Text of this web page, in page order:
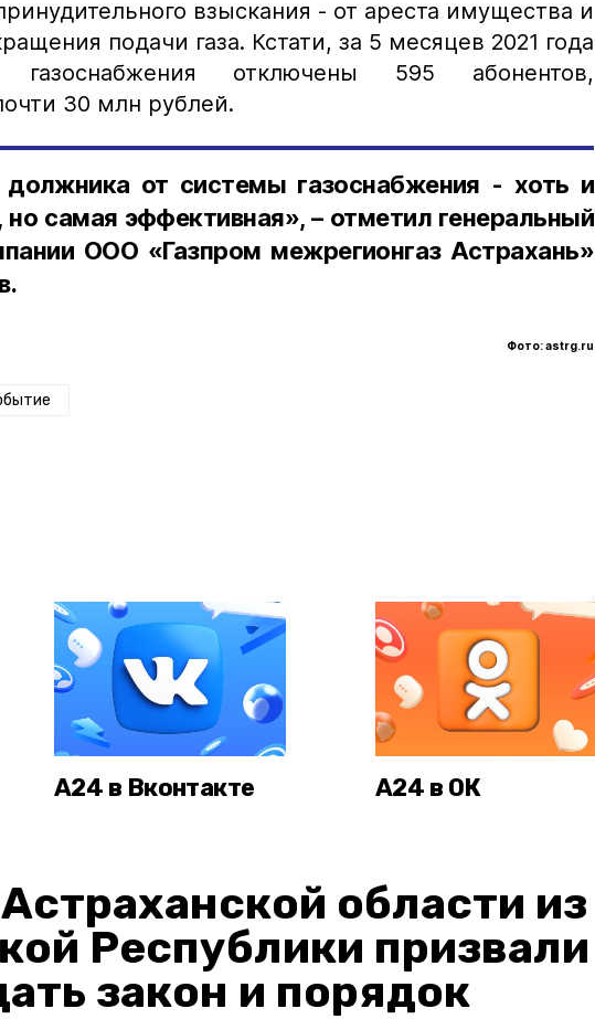
взыскания - от ареста имущества и
подачи газа. Кстати, за 5 месяцев 2021 года
отключены 595 абонентов,
30 млн рублей.
от системы газоснабжения - хоть и
но самая эффективная», – отметил генеральный
ООО «Газпром межрегионгаз Астрахань»
Фото: astrg.ru
А24 в Вконтакте А24 в ОК
области из
Республики призвали
закон и порядок